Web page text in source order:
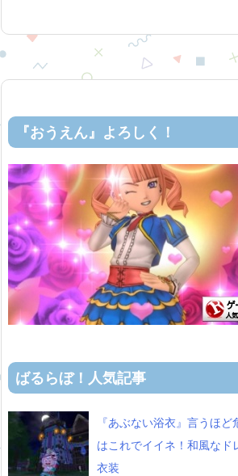
『おうえん』よろしく！
ばるらぼ！人気記事
『あぶない浴衣』言うほ
はこれでイイネ！和風なド
衣装